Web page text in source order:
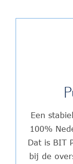
Een
100%
Dat is BIT
bij de